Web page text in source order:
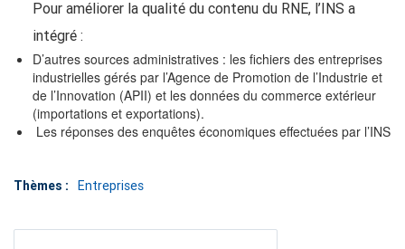
Pour améliorer la qualité du contenu du RNE, l’INS a
intégré :
D’autres sources administratives : les fichiers des entreprises
industrielles gérés par l’Agence de Promotion de l’Industrie et
de l’Innovation (APII) et les données du commerce extérieur
(importations et exportations).
Les réponses des enquêtes économiques effectuées par l’INS
Thèmes : Entreprises